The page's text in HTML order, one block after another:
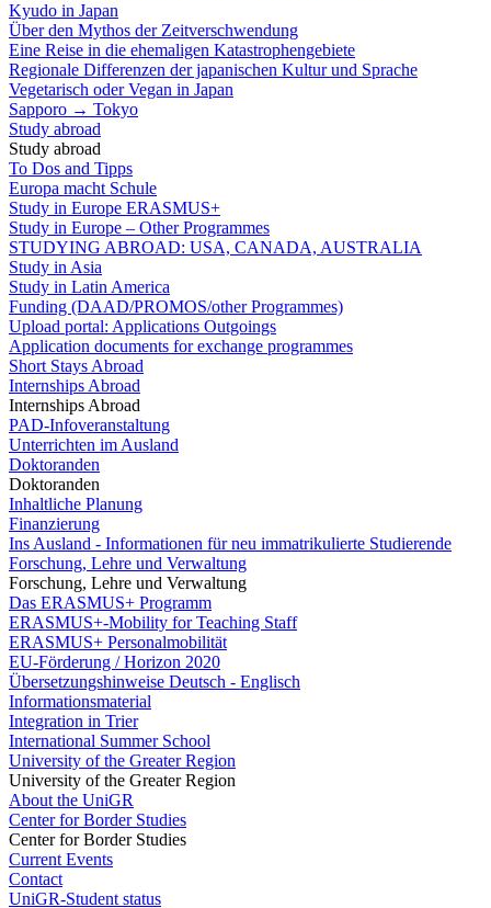
Kyudo in Japan
Über den Mythos der Zeitverschwendung
Eine Reise in die ehemaligen Katastrophengebiete
Regionale Differenzen der japanischen Kultur und Sprache
Vegetarisch oder Vegan in Japan
Sapporo → Tokyo
Study abroad
Study abroad
To Dos and Tipps
Europa macht Schule
Study in Europe ERASMUS+
Study in Europe – Other Programmes
STUDYING ABROAD: USA, CANADA, AUSTRALIA
Study in Asia
Study in Latin America
Funding (DAAD/PROMOS/other Programmes)
Upload portal: Applications Outgoings
Application documents for exchange programmes
Short Stays Abroad
Internships Abroad
Internships Abroad
PAD-Infoveranstaltung
Unterrichten im Ausland
Doktoranden
Doktoranden
Inhaltliche Planung
Finanzierung
Ins Ausland - Informationen für neu immatrikulierte Studierende
Forschung, Lehre und Verwaltung
Forschung, Lehre und Verwaltung
Das ERASMUS+ Programm
ERASMUS+-Mobility for Teaching Staff
ERASMUS+ Personalmobilität
EU-Förderung / Horizon 2020
Übersetzungshinweise Deutsch - Englisch
Informationsmaterial
Integration in Trier
International Summer School
University of the Greater Region
University of the Greater Region
About the UniGR
Center for Border Studies
Center for Border Studies
Current Events
Contact
UniGR-Student status